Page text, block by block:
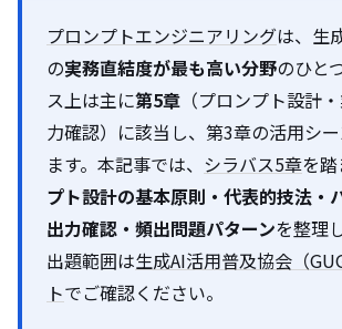
プロンプトエンジニアリングは、生
の実務直結度が最も高い分野のひと
ス上は主に第5章 （プロンプト設計
力確認）に該当し、第3章の活用シ
ます。本記事では、 シラバス5章を踏
プト設計の基本原則・代表的技法・
出力確認・頻出問題パターンを整理
出題範囲は生成AI活用普及協会（
トでご確認ください。